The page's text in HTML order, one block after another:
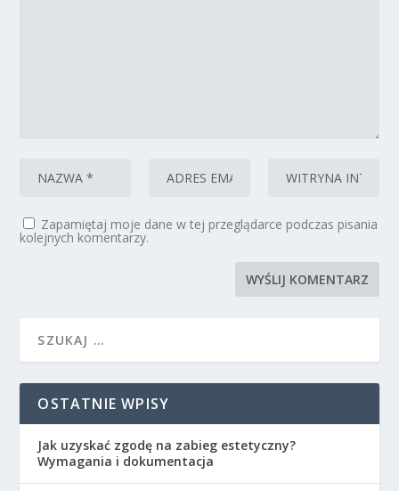
Zapamiętaj moje dane w tej przeglądarce podczas pisania
kolejnych komentarzy.
OSTATNIE WPISY
Jak uzyskać zgodę na zabieg estetyczny?
Wymagania i dokumentacja